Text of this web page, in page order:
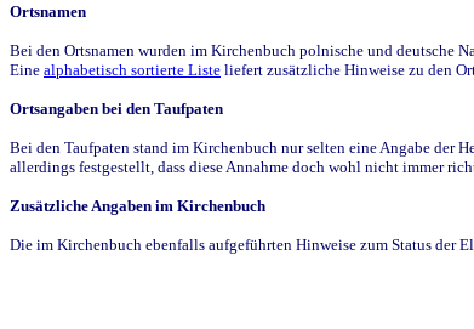
Ortsnamen
Bei den Ortsnamen wurden im Kirchenbuch polnische und deutsche
Eine alphabetisch sortierte Liste liefert zusätzliche Hinweise zu den
Ortsangaben bei den Taufpaten
Bei den Taufpaten stand im Kirchenbuch nur selten eine Angabe der
allerdings festgestellt, dass diese Annahme doch wohl nicht immer
Zusätzliche Angaben im Kirchenbuch
Die im Kirchenbuch ebenfalls aufgeführten Hinweise zum Status der